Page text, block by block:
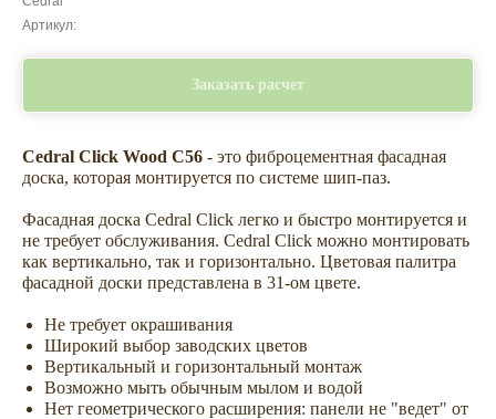
Артикул:
Заказать расчет
Cedral Click Wood C56 - это фиброцементная фасадная
доска, которая монтируется по системе шип-паз.
Фасадная доска Cedral Click легко и быстро монтируется и
не требует обслуживания. Сedral Click можно монтировать
как вертикально, так и горизонтально. Цветовая палитра
фасадной доски представлена в 31-ом цвете.
Не требует окрашивания
Широкий выбор заводских цветов
Вертикальный и горизонтальный монтаж
Возможно мыть обычным мылом и водой
Нет геометрического расширения: панели не "ведет" от